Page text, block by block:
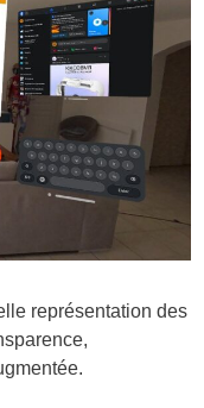
représentation des